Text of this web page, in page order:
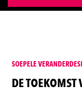
SOEPELE
:
DE TOEKOMST